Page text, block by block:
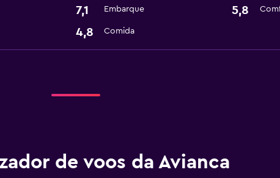
7,1 Embarque 5,8
4,8 Comida
de voos da Avianca